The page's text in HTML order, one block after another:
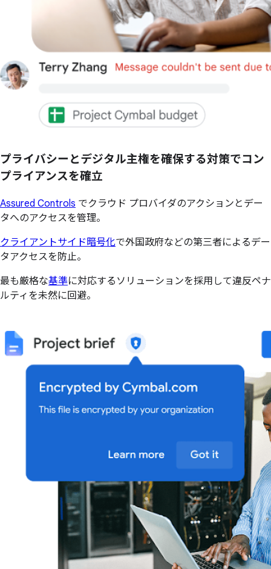
プライバシーとデジタル主権を確保する対策でコン
プライアンスを確立
Assured Controls でクラウド プロバイダのアクションとデー
タへのアクセスを管理。
クライアントサイド暗号化で外国政府などの第三者によるデー
タアクセスを防止。
最も厳格な基準に対応するソリューションを採用して違反ペナ
ルティを未然に回避。